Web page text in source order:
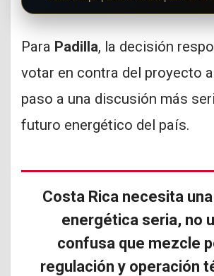
Para Padilla, la decisión
votar en contra del proyecto
paso a una discusión más
futuro energético del país.
Costa Rica necesita
energética seria, no
confusa que mezcle
regulación y operación